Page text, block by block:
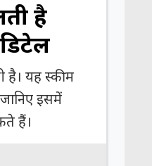
है
है। यह स्कीम
इसमें
हैं।